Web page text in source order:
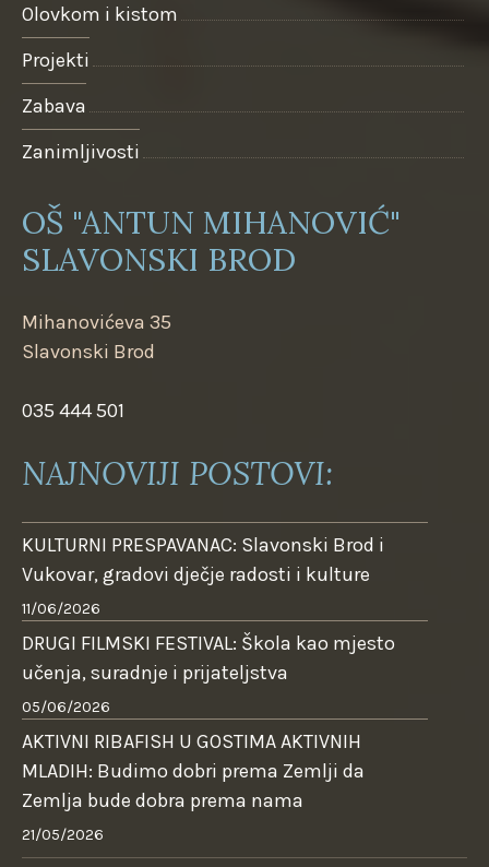
Olovkom i kistom
Projekti
Zabava
Zanimljivosti
OŠ "ANTUN MIHANOVIĆ"
SLAVONSKI BROD
Mihanovićeva 35
Slavonski Brod
035 444 501
NAJNOVIJI POSTOVI:
KULTURNI PRESPAVANAC: Slavonski Brod i
Vukovar, gradovi dječje radosti i kulture
11/06/2026
DRUGI FILMSKI FESTIVAL: Škola kao mjesto
učenja, suradnje i prijateljstva
05/06/2026
AKTIVNI RIBAFISH U GOSTIMA AKTIVNIH
MLADIH: Budimo dobri prema Zemlji da
Zemlja bude dobra prema nama
21/05/2026